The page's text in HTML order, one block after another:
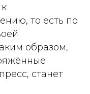
то есть по
образом,
станет